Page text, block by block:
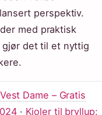
perspektiv.
med praktisk
gjør det til et nyttig
Dame – Gratis
· Kjoler til bryllup: